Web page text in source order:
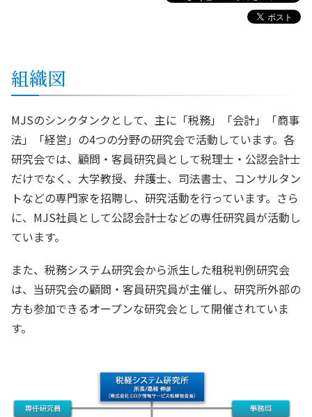
組織図
MJSのシンクタンクとして、主に「税務」「会計」「商事
法」「経営」の4つの分野の研究会で活動しています。各
研究会では、顧問・客員研究員として税理士・公認会計士
だけでなく、大学教授、弁護士、司法書士、コンサルタン
トなどの専門家を招聘し、研究活動を行っています。さら
に、MJS社員として公認会計士などの専任研究員が活動し
ています。
また、税務システム研究会から派生した租税判例研究会
は、当研究会の顧問・客員研究員が主催し、研究所外部の
方も参加できるオープンな研究会として開催されていま
す。